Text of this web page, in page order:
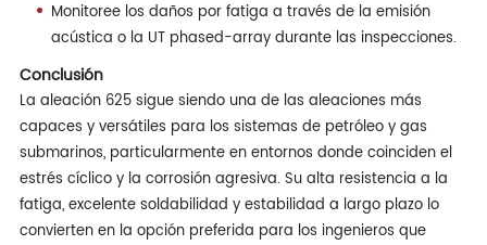
Monitoree los daños por fatiga a través de la emisión
acústica o la UT phased-array durante las inspecciones.
Conclusión
La aleación 625 sigue siendo una de las aleaciones más
capaces y versátiles para los sistemas de petróleo y gas
submarinos, particularmente en entornos donde coinciden el
estrés cíclico y la corrosión agresiva. Su alta resistencia a la
fatiga, excelente soldabilidad y estabilidad a largo plazo lo
convierten en la opción preferida para los ingenieros que